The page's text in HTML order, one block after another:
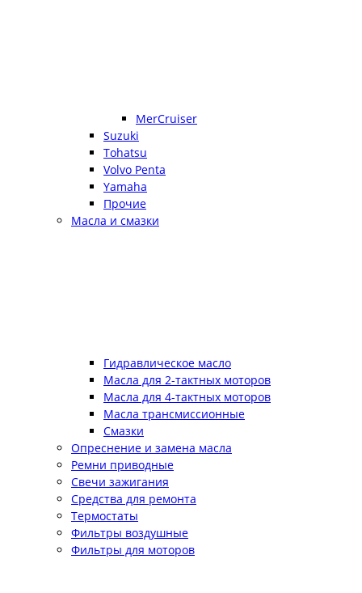
MerCruiser
Suzuki
Tohatsu
Volvo Penta
Yamaha
Прочие
Масла и смазки
Гидравлическое масло
Масла для 2-тактных моторов
Масла для 4-тактных моторов
Масла трансмиссионные
Смазки
Опреснение и замена масла
Ремни приводные
Свечи зажигания
Средства для ремонта
Термостаты
Фильтры воздушные
Фильтры для моторов